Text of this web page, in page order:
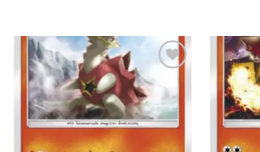
Add to
wishlist